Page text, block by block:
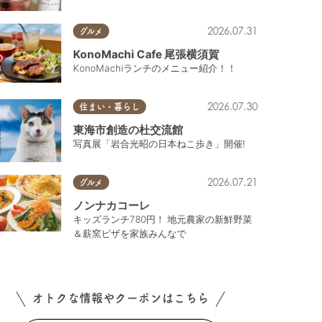
グルメ 2026.07.31
KonoMachi Cafe 尾張横須賀
KonoMachiランチのメニュー紹介！！
住まい・暮らし 2026.07.30
東海市創造の杜交流館
写真展「岩合光昭の日本ねこ歩き」開催!
グルメ 2026.07.21
ノンナカコーレ
キッズランチ780円！ 地元農家の新鮮野菜
＆薪窯ピザを家族みんなで
オトクな情報やクーポンはこちら